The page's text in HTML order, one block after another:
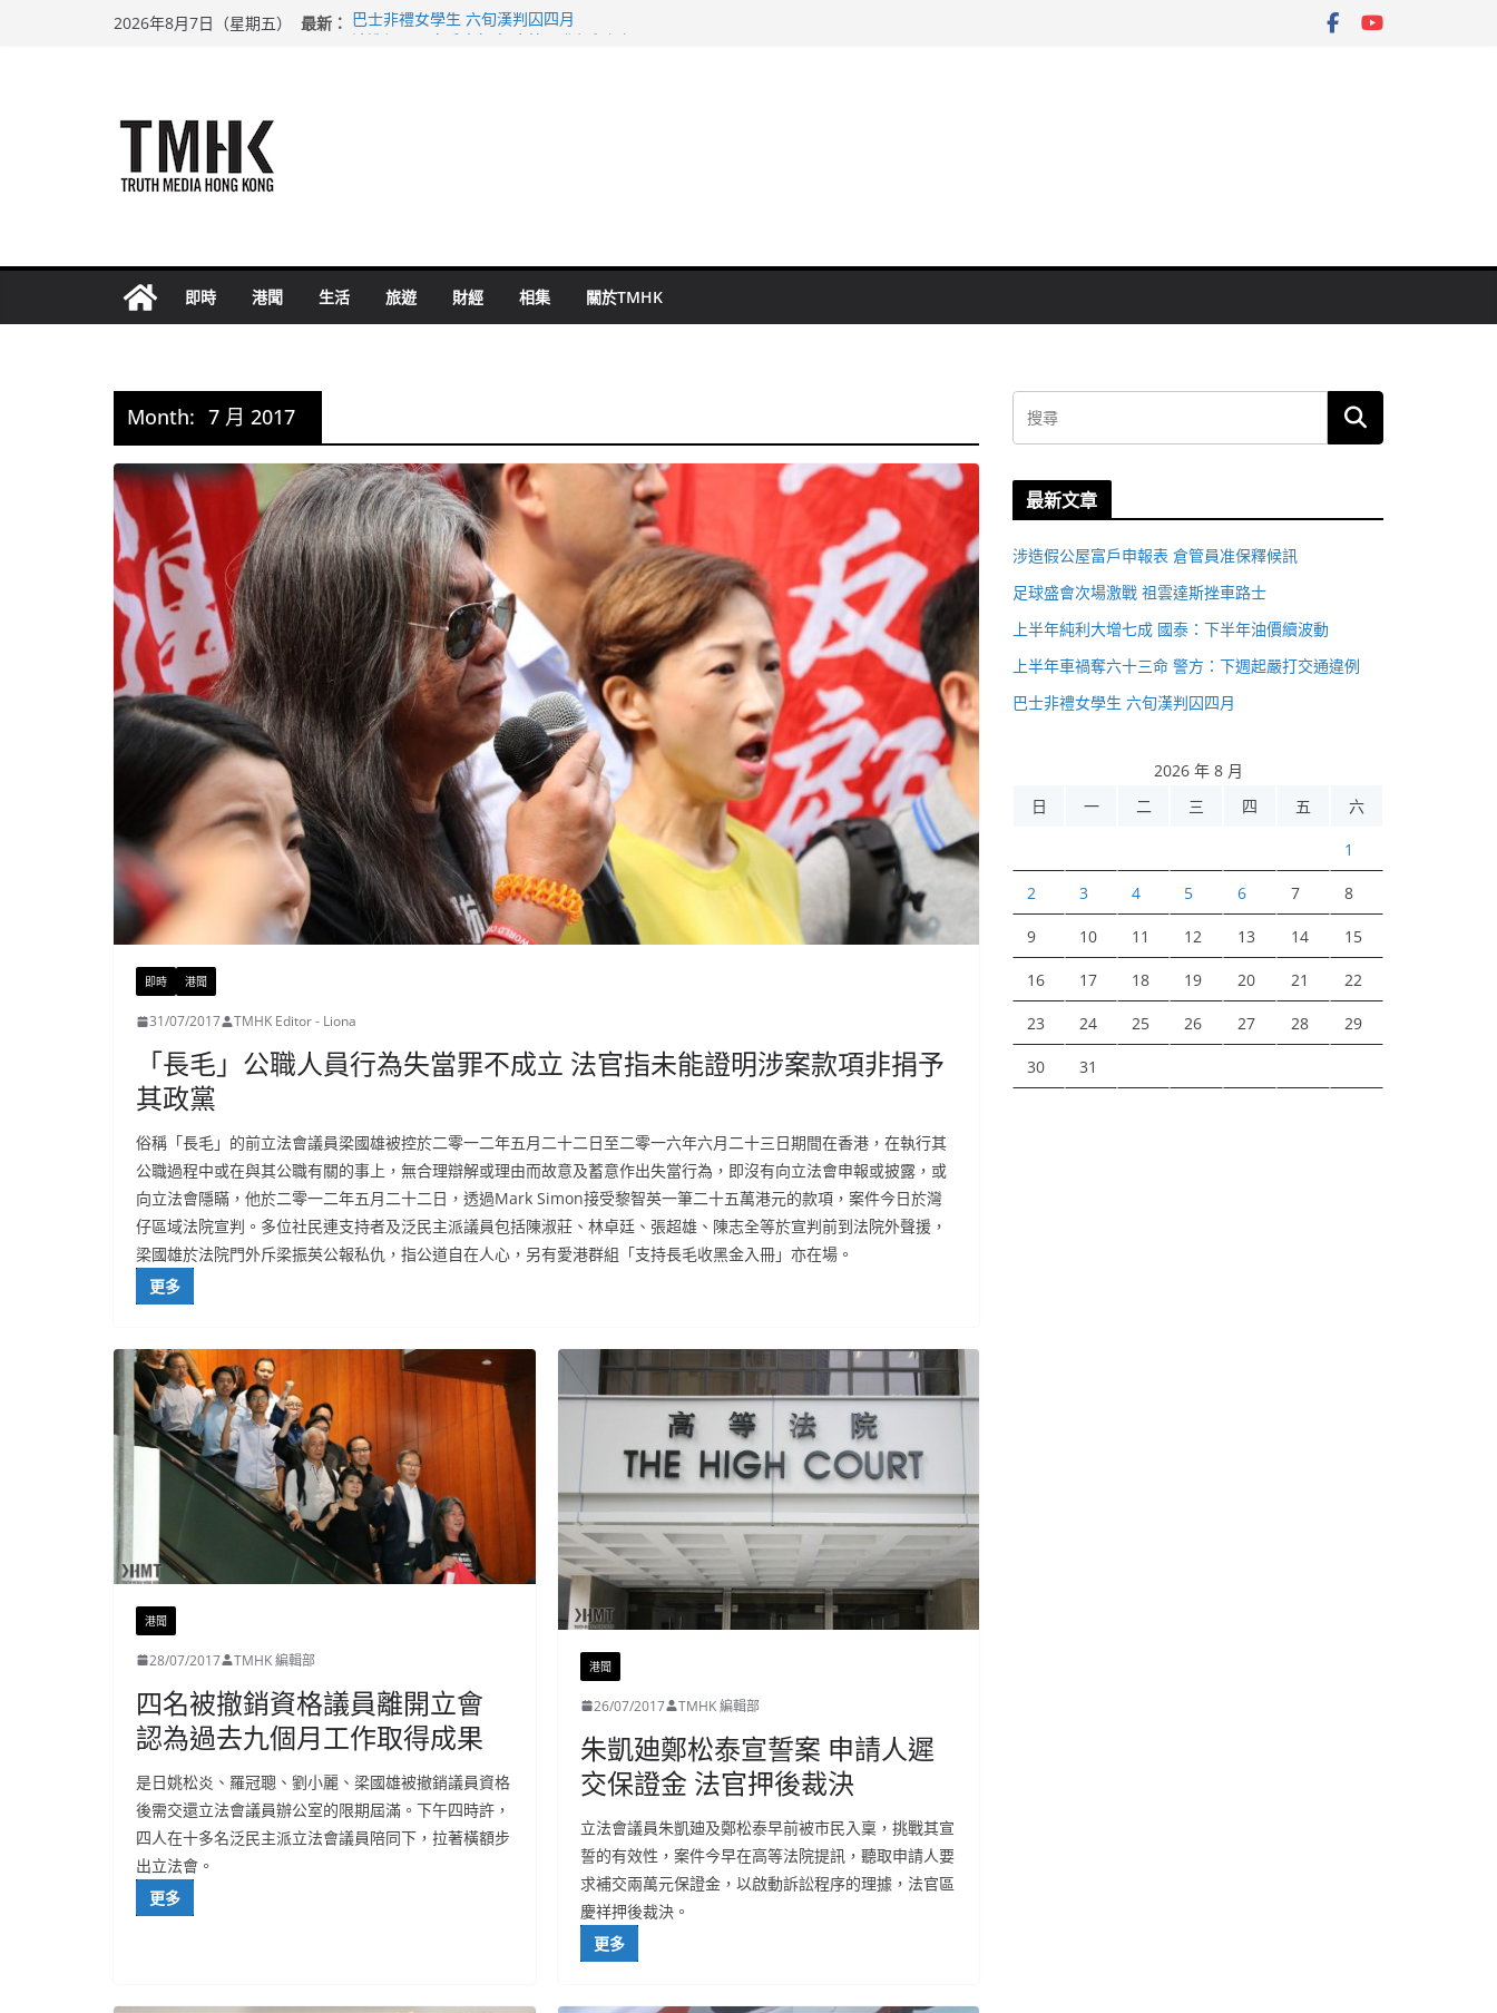
2026年8月7日（星期五） 最新： 巴士非禮女學生 六旬漢判囚四月
即時 港聞 生活 旅遊 財經 相集 關於TMHK
Month: 7 月 2017
即時 港聞
31/07/2017 TMHK Editor - Liona
「長毛」公職人員行為失當罪不成立 法官指未能證明涉案款項非捐予
其政黨
俗稱「長毛」的前立法會議員梁國雄被控於二零一二年五月二十二日至二零一六年六月二十三日期間在香港，在執行其
公職過程中或在與其公職有關的事上，無合理辯解或理由而故意及蓄意作出失當行為，即沒有向立法會申報或披露，或
向立法會隱瞞，他於二零一二年五月二十二日，透過Mark Simon接受黎智英一筆二十五萬港元的款項，案件今日於灣
仔區域法院宣判。多位社民連支持者及泛民主派議員包括陳淑莊、林卓廷、張超雄、陳志全等於宣判前到法院外聲援，
梁國雄於法院門外斥梁振英公報私仇，指公道自在人心，另有愛港群組「支持長毛收黑金入冊」亦在場。
更多
港聞
28/07/2017 TMHK 編輯部
四名被撤銷資格議員離開立會
認為過去九個月工作取得成果
是日姚松炎、羅冠聰、劉小麗、梁國雄被撤銷議員資格
後需交還立法會議員辦公室的限期屆滿。下午四時許，
四人在十多名泛民主派立法會議員陪同下，拉著橫額步
出立法會。
更多
港聞
26/07/2017 TMHK 編輯部
朱凱廸鄭松泰宣誓案 申請人遲
交保證金 法官押後裁決
立法會議員朱凱廸及鄭松泰早前被市民入稟，挑戰其宣
誓的有效性，案件今早在高等法院提訊，聽取申請人要
求補交兩萬元保證金，以啟動訴訟程序的理據，法官區
慶祥押後裁決。
更多
最新文章
涉造假公屋富戶申報表 倉管員准保釋候訊
足球盛會次場激戰 祖雲達斯挫車路士
上半年純利大增七成 國泰：下半年油價續波動
上半年車禍奪六十三命 警方：下週起嚴打交通違例
巴士非禮女學生 六旬漢判囚四月
2026 年 8 月
日
一 二 三 四 五 六
1
2 3 4 5 6 7 8
9 10 11 12 13 14 15
16 17 18 19 20 21 22
23 24 25 26 27 28 29
30 31